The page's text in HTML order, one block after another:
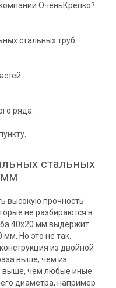
ОченьКрепко?
стальных труб
ряда.
стальных
мм
высокую прочность
не разбираются в
40х20 мм выдержит
мм. Но это не так.
из двойной
выше, чем из
выше, чем любые иные
диаметра, например